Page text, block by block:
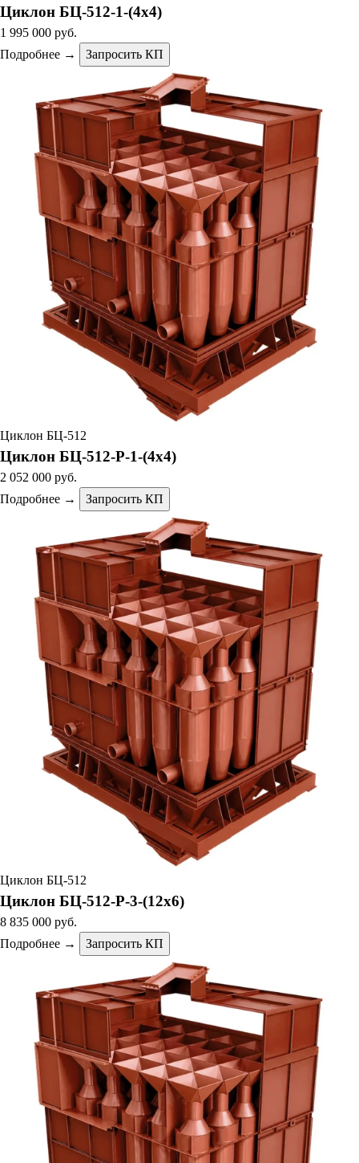
Циклон БЦ-512-1-(4х4)
1 995 000 руб.
Подробнее →
Запросить КП
Циклон БЦ-512
Циклон БЦ-512-Р-1-(4х4)
2 052 000 руб.
Подробнее →
Запросить КП
Циклон БЦ-512
Циклон БЦ-512-Р-3-(12х6)
8 835 000 руб.
Подробнее →
Запросить КП